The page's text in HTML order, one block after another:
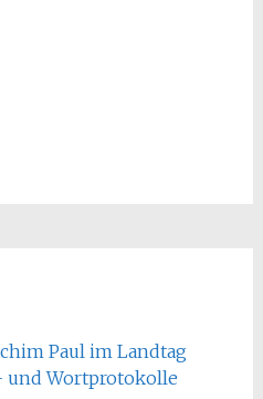
Paul im Landtag
und Wortprotokolle